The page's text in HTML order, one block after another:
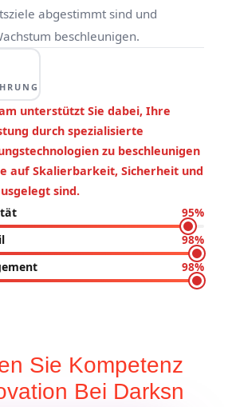
abgestimmt sind und
beschleunigen.
unterstützt Sie dabei, Ihre
durch spezialisierte
zu beschleunigen
auf Skalierbarkeit, Sicherheit und
sind.
95%
98%
98%
Sie Kompetenz
Bei Darksn